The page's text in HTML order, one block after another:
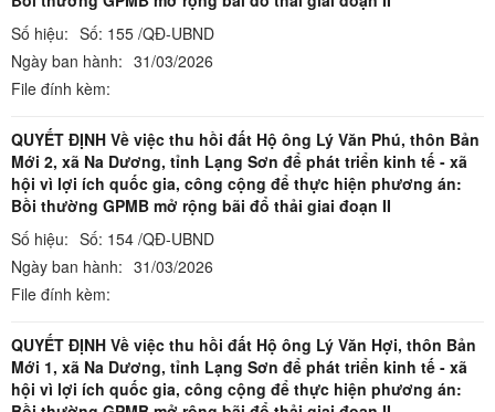
Số hiệu: Số: 155 /QĐ-UBND
Ngày ban hành: 31/03/2026
File đính kèm:
QUYẾT ĐỊNH Về việc thu hồi đất Hộ ông Lý Văn Phú, thôn Bản
Mới 2, xã Na Dương, tỉnh Lạng Sơn để phát triển kinh tế - xã
hội vì lợi ích quốc gia, công cộng để thực hiện phương án:
Bồi thường GPMB mở rộng bãi đổ thải giai đoạn II
Số hiệu: Số: 154 /QĐ-UBND
Ngày ban hành: 31/03/2026
File đính kèm:
QUYẾT ĐỊNH Về việc thu hồi đất Hộ ông Lý Văn Hợi, thôn Bản
Mới 1, xã Na Dương, tỉnh Lạng Sơn để phát triển kinh tế - xã
hội vì lợi ích quốc gia, công cộng để thực hiện phương án: